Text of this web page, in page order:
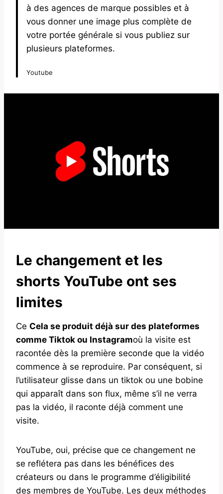
à des agences de marque possibles et à
vous donner une image plus complète de
votre portée générale si vous publiez sur
plusieurs plateformes.
Youtube
Le changement et les
shorts YouTube ont ses
limites
Ce Cela se produit déjà sur des plateformes
comme Tiktok ou Instagramoù la visite est
racontée dès la première seconde que la vidéo
commence à se reproduire. Par conséquent, si
l’utilisateur glisse dans un tiktok ou une bobine
qui apparaît dans son flux, même s’il ne verra
pas la vidéo, il raconte déjà comment une
visite.
YouTube, oui, précise que ce changement ne
se reflétera pas dans les bénéfices des
créateurs ou dans le programme d’éligibilité
des membres de YouTube. Les deux méthodes